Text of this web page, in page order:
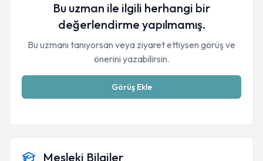
Bu uzman ile ilgili herhangi bir
değerlendirme yapılmamış.
Bu uzmanı tanıyorsan veya ziyaret ettiysen görüş ve
önerini yazabilirsin.
Görüş Ekle
Mesleki Bilgiler